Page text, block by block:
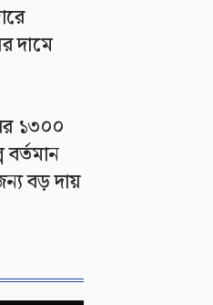
দামে
১৩০০
বর্তমান
বড় দায়